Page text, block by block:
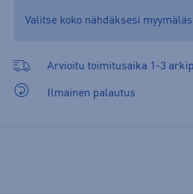
Valitse koko nähdäksesi
Arvioitu toimitusaika 1-3
Ilmainen palautus